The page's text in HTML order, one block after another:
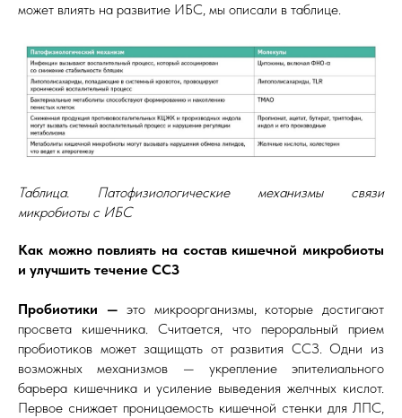
может влиять на развитие ИБС, мы описали в таблице.
Таблица. Патофизиологические механизмы связи
микробиоты с ИБС
Как можно повлиять на состав кишечной микробиоты
и улучшить течение ССЗ
Пробиотики —это микроорганизмы, которые достигают
просвета кишечника. Считается, что пероральный прием
пробиотиков может защищать от развития ССЗ. Одни из
возможных механизмов — укрепление эпителиального
барьера кишечника и усиление выведения желчных кислот.
Первое снижает проницаемость кишечной стенки для ЛПС,